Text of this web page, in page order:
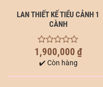
LAN THIẾT KẾ TIỂU CẢNH 1
CÀNH
out
of
5
1,900,000 ₫
✔️ Còn hàng